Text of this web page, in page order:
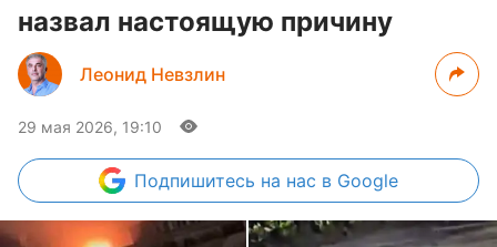
назвал настоящую причину
Леонид Невзлин
29 мая 2026, 19:10
Подпишитесь на нас в Google